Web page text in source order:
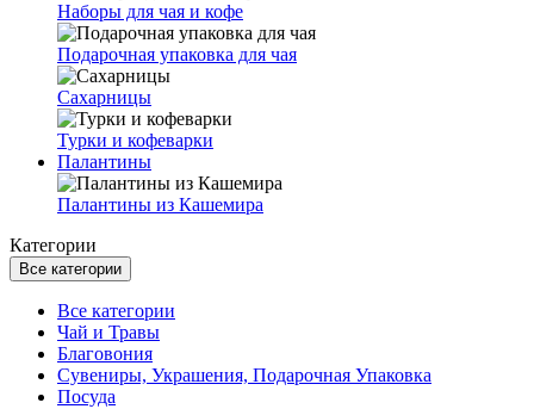
Наборы для чая и кофе
Подарочная упаковка для чая
Сахарницы
Турки и кофеварки
Палантины
Палантины из Кашемира
Категории
Все категории
Все категории
Чай и Травы
Благовония
Сувениры, Украшения, Подарочная Упаковка
Посуда